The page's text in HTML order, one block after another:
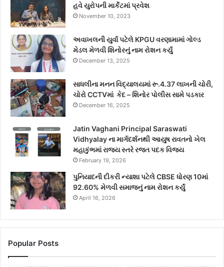
હવે યુરોપની માર્કેટમાં પ્રવેશ
November 10, 2023
અવાખલની યુર્વા પટેલે KPGU વરણામામાં ગોલ્ડ
મેડલ મેળવી શિનોરનું નામ રોશન કર્યું
December 13, 2025
સાધલીના મનન વિદ્યાલયમાં રૂ.4.37 લાખની ચોરી,
ચોરો CCTVમાં કેદ – શિનોર પોલીસ સામે પડકાર
December 16, 2025
Jatin Vaghani Principal Saraswati
Vidhyalay ના માર્ગદર્શનથી આયુષ રાવતનો ખેલ
મહાકુંભમાં રાજ્ય સ્તરે રજત પદક વિજય
February 19, 2026
પુનિયાદની દીકરી ન્યાશા પટેલે CBSE ધોરણ 10માં
92.60% મેળવી સમાજનું નામ રોશન કર્યું
April 16, 2026
Popular Posts